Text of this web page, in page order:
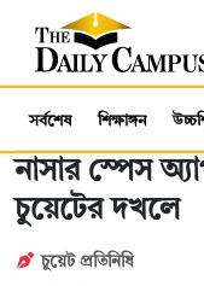
সর্বশেষ শিক্ষাঙ্গন
নাসার স্পেস
চুয়েটের দখলে
চুয়েট প্রতিনিধি